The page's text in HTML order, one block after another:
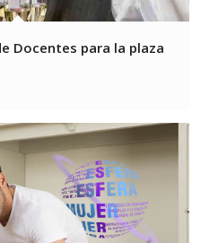
Docentes para la plaza